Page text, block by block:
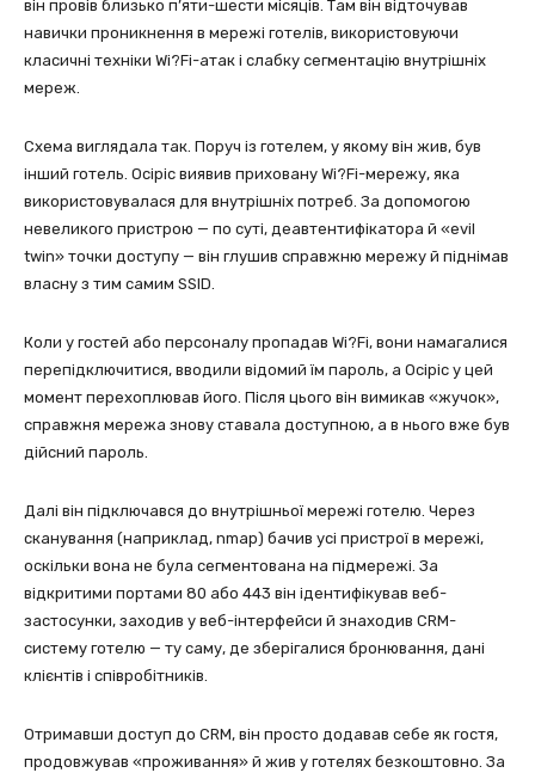
він провів близько п’яти-шести місяців. Там він відточував
навички проникнення в мережі готелів, використовуючи
класичні техніки Wi?Fi-атак і слабку сегментацію внутрішніх
мереж.
Схема виглядала так. Поруч із готелем, у якому він жив, був
інший готель. Осіріс виявив приховану Wi?Fi-мережу, яка
використовувалася для внутрішніх потреб. За допомогою
невеликого пристрою — по суті, деавтентифікатора й «evil
twin» точки доступу — він глушив справжню мережу й піднімав
власну з тим самим SSID.
Коли у гостей або персоналу пропадав Wi?Fi, вони намагалися
перепідключитися, вводили відомий їм пароль, а Осіріс у цей
момент перехоплював його. Після цього він вимикав «жучок»,
справжня мережа знову ставала доступною, а в нього вже був
дійсний пароль.
Далі він підключався до внутрішньої мережі готелю. Через
сканування (наприклад, nmap) бачив усі пристрої в мережі,
оскільки вона не була сегментована на підмережі. За
відкритими портами 80 або 443 він ідентифікував веб-
застосунки, заходив у веб-інтерфейси й знаходив CRM-
систему готелю — ту саму, де зберігалися бронювання, дані
клієнтів і співробітників.
Отримавши доступ до CRM, він просто додавав себе як гостя,
продовжував «проживання» й жив у готелях безкоштовно. За